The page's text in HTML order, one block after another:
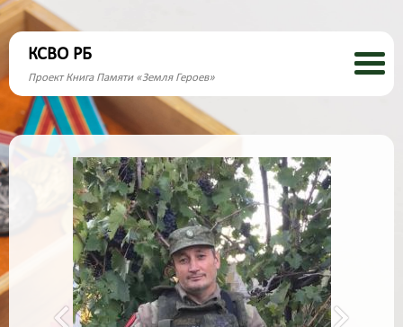
КСВО РБ
Проект Книга Памяти «Земля Героев»